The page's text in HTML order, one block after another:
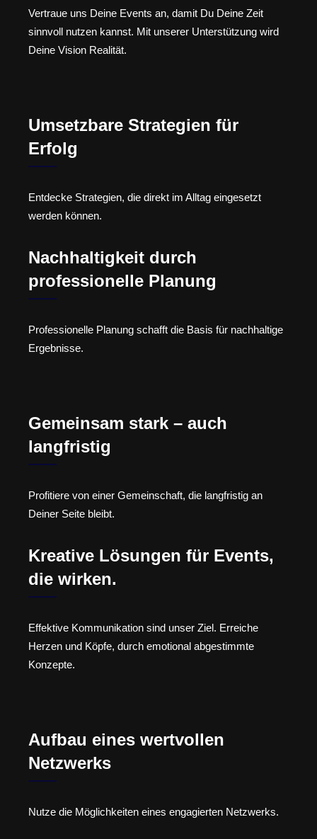
Vertraue uns Deine Events an, damit Du Deine Zeit
sinnvoll nutzen kannst. Mit unserer Unterstützung wird
Deine Vision Realität.
Umsetzbare Strategien für
Erfolg
Entdecke Strategien, die direkt im Alltag eingesetzt
werden können.
Nachhaltigkeit durch
professionelle Planung
Professionelle Planung schafft die Basis für nachhaltige
Ergebnisse.
Gemeinsam stark – auch
langfristig
Profitiere von einer Gemeinschaft, die langfristig an
Deiner Seite bleibt.
Kreative Lösungen für Events,
die wirken.
Effektive Kommunikation sind unser Ziel. Erreiche
Herzen und Köpfe, durch emotional abgestimmte
Konzepte.
Aufbau eines wertvollen
Netzwerks
Nutze die Möglichkeiten eines engagierten Netzwerks.